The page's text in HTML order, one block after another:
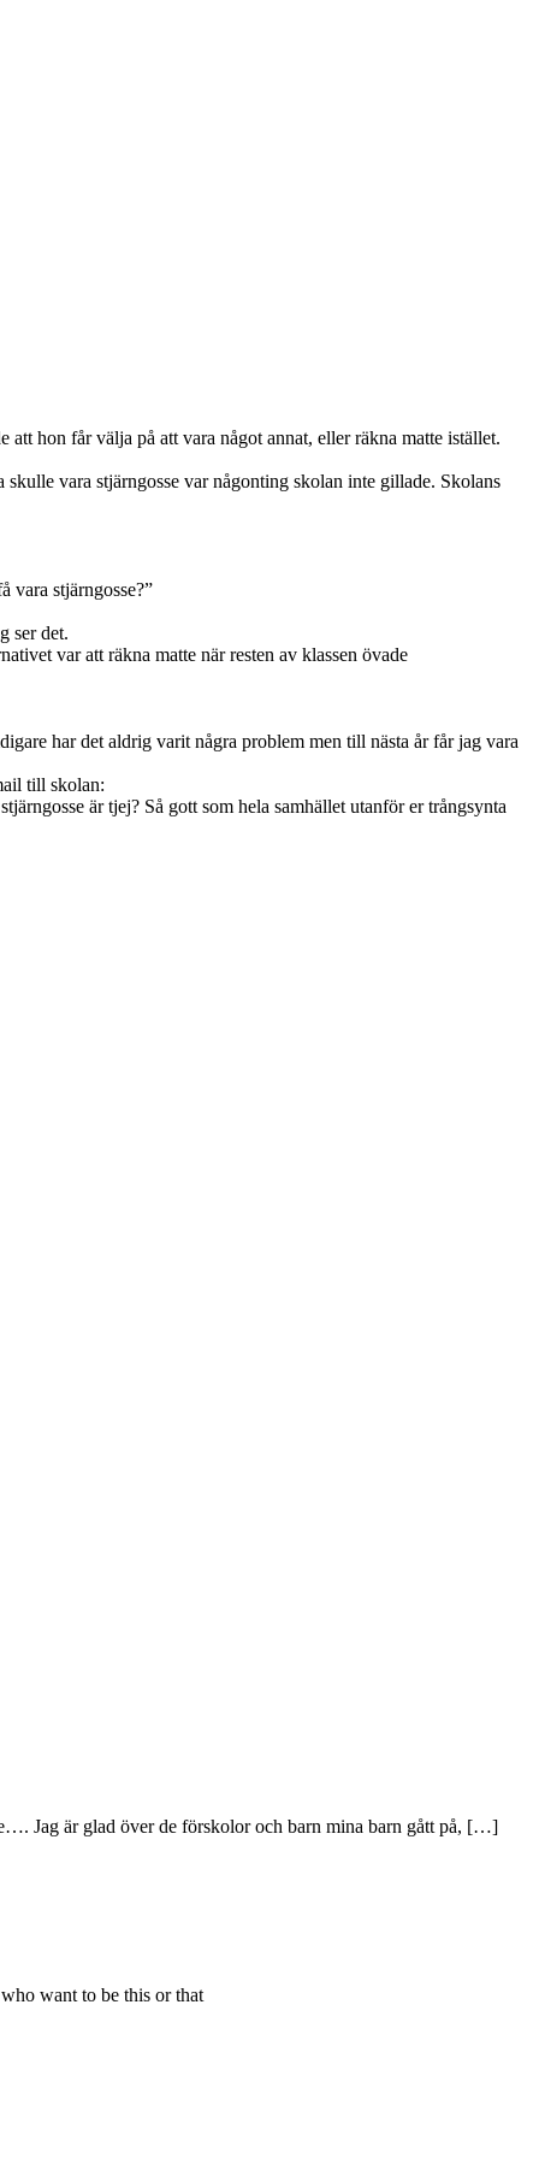
hon får välja på att vara något annat, eller räkna matte istället.
vara stjärngosse var någonting skolan inte gillade. Skolans
vara stjärngosse?”
ser det.
var att räkna matte när resten av klassen övade
har det aldrig varit några problem men till nästa år får jag vara
till skolan:
är tjej? Så gott som hela samhället utanför er trångsynta
Jag är glad över de förskolor och barn mina barn gått på, […]
want to be this or that